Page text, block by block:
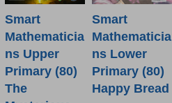
Smart
Mathematicia
ns Upper
Primary (80)
The
Smart
Mathematicia
ns Lower
Primary (80)
Happy Bread